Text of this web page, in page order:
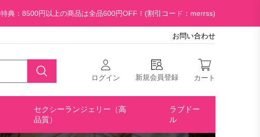
特典：8500円以上の商品は全品600円OFF！(割引コード：merrss)
お問い合わせ
ログイン 新規会員登録 カート
セクシーランジェリー（高
品質）
ラブドー
ル